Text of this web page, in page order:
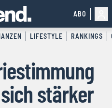
ABO
LIFESTYLE RANKINGS
stärker